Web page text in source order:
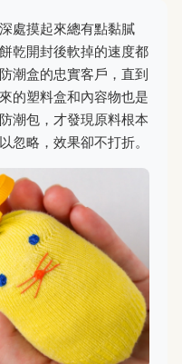
處摸起來總有點黏膩
乾開封後軟掉的速度都
潮盒的忠實客戶，直到
的塑料盒和內容物也是
潮包，才發現原料根本
忽略，效果卻不打折。